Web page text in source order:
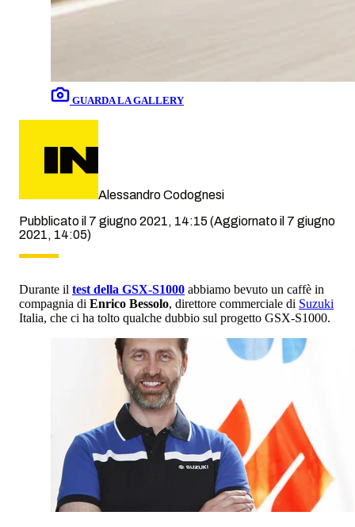
GUARDA LA GALLERY
Alessandro Codognesi
Pubblicato il 7 giugno 2021, 14:15 (Aggiornato il 7 giugno
2021, 14:05)
Durante il test della GSX-S1000 abbiamo bevuto un caffè in
compagnia di Enrico Bessolo, direttore commerciale di Suzuki
Italia, che ci ha tolto qualche dubbio sul progetto GSX-S1000.